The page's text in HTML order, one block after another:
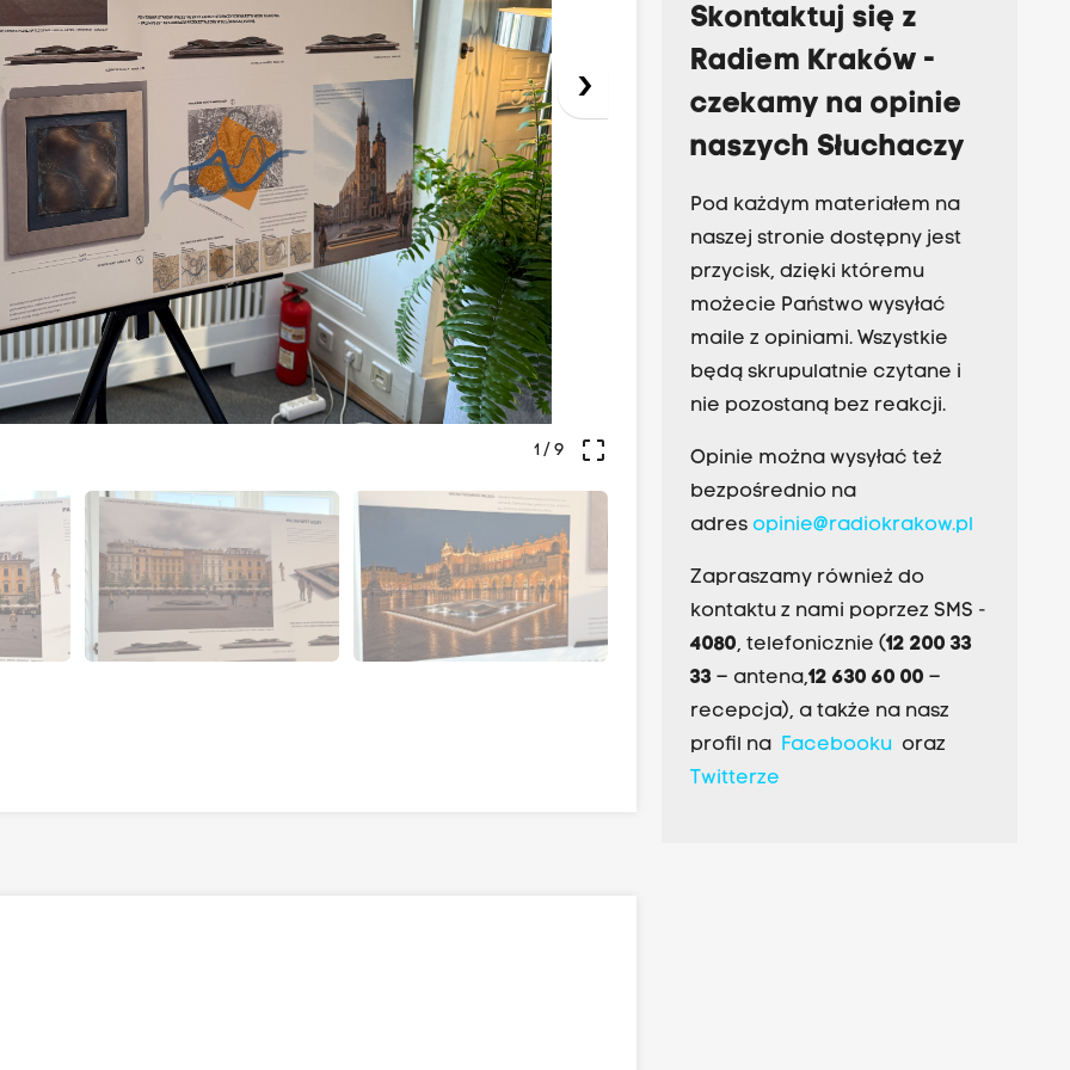
›
crop_free
1/ 9
Skontaktuj się z
Radiem Kraków -
czekamy na opinie
naszych Słuchaczy
Pod każdym materiałem na
naszej stronie dostępny jest
przycisk, dzięki któremu
możecie Państwo wysyłać
maile z opiniami. Wszystkie
będą skrupulatnie czytane i
nie pozostaną bez reakcji.
Opinie można wysyłać też
bezpośrednio na
adres opinie@radiokrakow.pl
Zapraszamy również do
kontaktu z nami poprzez SMS -
4080, telefonicznie (12 200 33
33– antena,12 630 60 00 –
recepcja), a także na nasz
profil na Facebookuoraz
Twitterze